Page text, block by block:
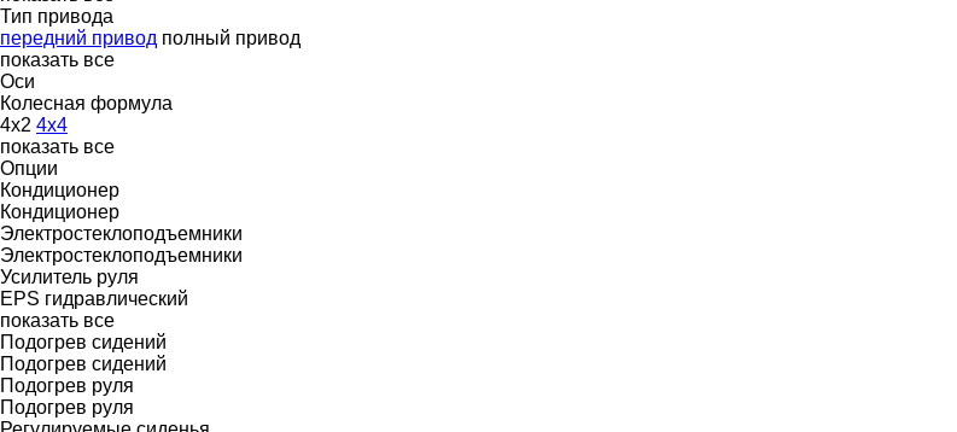
Тип привода
передний привод полный привод
показать все
Оси
Колесная формула
4x2 4x4
показать все
Опции
Кондиционер
Кондиционер
Электростеклоподъемники
Электростеклоподъемники
Усилитель руля
EPS гидравлический
показать все
Подогрев сидений
Подогрев сидений
Подогрев руля
Подогрев руля